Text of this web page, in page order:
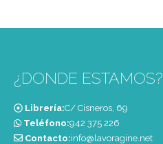
¿DONDE ESTAMOS?
Librería:C/ Cisneros, 69
Teléfono:‭942 375 226‬
Contacto:info@lavoragine.net